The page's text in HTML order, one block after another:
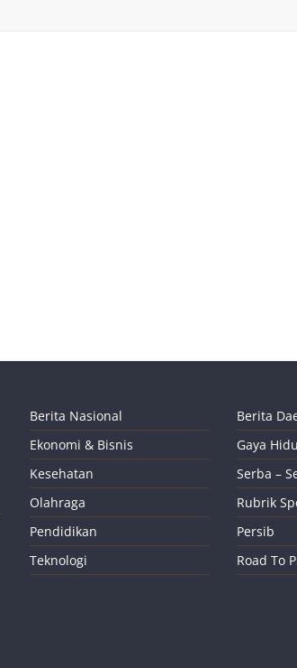
Berita Nasional
Ekonomi & Bisnis
Kesehatan
Olahraga
Pendidikan
Teknologi
Berita
Gaya
Serba –
Rubrik
Persib
Road To